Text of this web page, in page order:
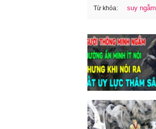
Từ khóa: suy ngẫm